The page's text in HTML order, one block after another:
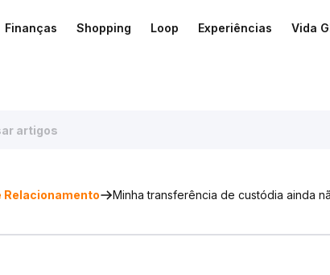
Finanças Shopping Loop Experiências Vida
Relacionamento Minha transferência de custódia ainda